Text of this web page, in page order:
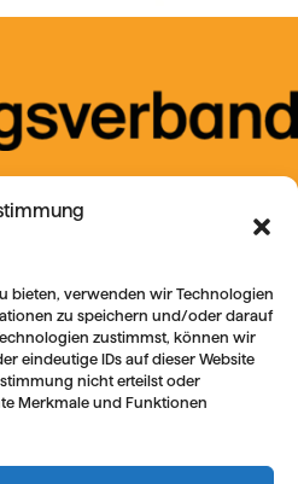
bieten, verwenden wir Technologien
zu speichern und/oder darauf
zustimmst, können wir
eindeutige IDs auf dieser Website
nicht erteilst oder
Merkmale und Funktionen